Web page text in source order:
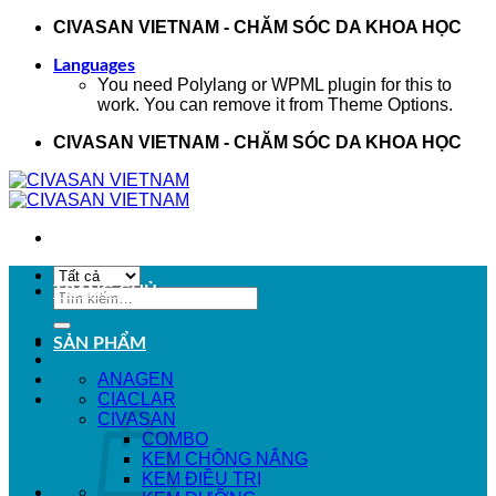
CIVASAN VIETNAM - CHĂM SÓC DA KHOA HỌC
Languages
You need Polylang or WPML plugin for this to
work. You can remove it from Theme Options.
CIVASAN VIETNAM - CHĂM SÓC DA KHOA HỌC
Tìm
kiếm:
TRANG CHỦ
SẢN PHẨM
ANAGEN
CIACLAR
CIVASAN
COMBO
KEM CHỐNG NẮNG
KEM ĐIỀU TRỊ